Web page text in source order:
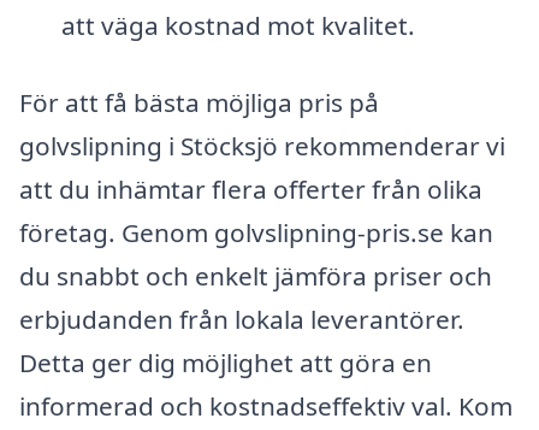
att väga kostnad mot kvalitet.
För att få bästa möjliga pris på
golvslipning i Stöcksjö rekommenderar vi
att du inhämtar flera offerter från olika
företag. Genom golvslipning-pris.se kan
du snabbt och enkelt jämföra priser och
erbjudanden från lokala leverantörer.
Detta ger dig möjlighet att göra en
informerad och kostnadseffektiv val. Kom